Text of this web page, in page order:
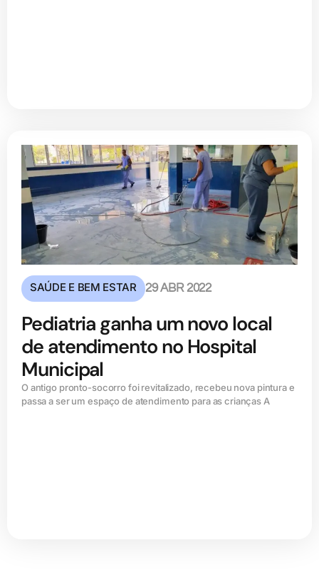
SAÚDE E BEM ESTAR 29 ABR 2022
Pediatria ganha um novo local
de atendimento no Hospital
Municipal
O antigo pronto-socorro foi revitalizado, recebeu nova pintura e
passa a ser um espaço de atendimento para as crianças A